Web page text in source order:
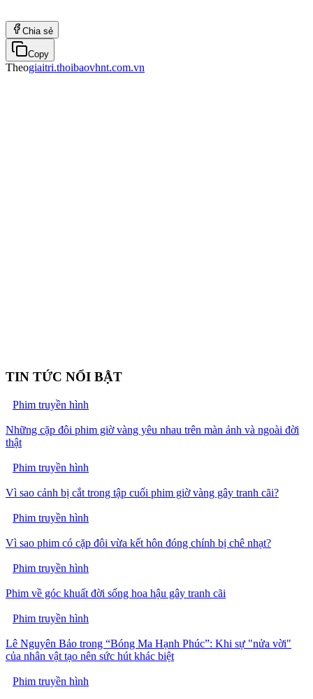
Chia sẻ
Copy
Theogiaitri.thoibaovhnt.com.vn
TIN TỨC NỔI BẬT
Phim truyền hình
Những cặp đôi phim giờ vàng yêu nhau trên màn ảnh và ngoài đời
thật
Phim truyền hình
Vì sao cảnh bị cắt trong tập cuối phim giờ vàng gây tranh cãi?
Phim truyền hình
Vì sao phim có cặp đôi vừa kết hôn đóng chính bị chê nhạt?
Phim truyền hình
Phim về góc khuất đời sống hoa hậu gây tranh cãi
Phim truyền hình
Lê Nguyên Bảo trong “Bóng Ma Hạnh Phúc”: Khi sự "nửa vời"
của nhân vật tạo nên sức hút khác biệt
Phim truyền hình